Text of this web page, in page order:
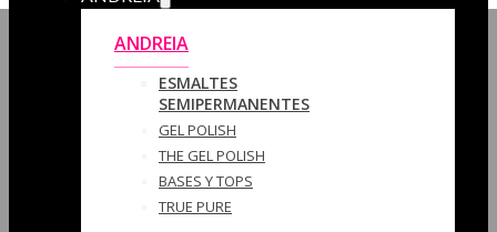
ANDREIA
ESMALTES
SEMIPERMANENTES
GEL POLISH
THE GEL POLISH
BASES Y‎ TOPS
TRUE PURE